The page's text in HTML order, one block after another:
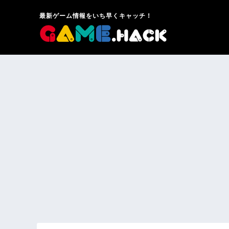
最新ゲーム情報をいち早くキャッチ！